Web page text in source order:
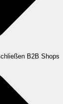
B2B Shops